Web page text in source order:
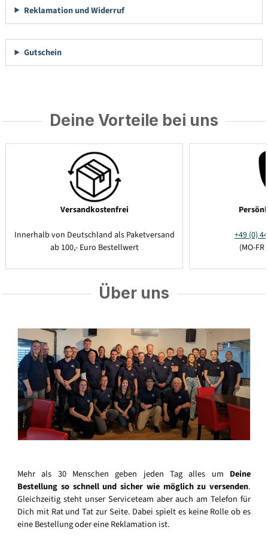
Reklamation und Widerruf
Gutschein
Deine Vorteile bei uns
Versandkostenfrei
Innerhalb von Deutschland als Paketversand
ab 100,- Euro Bestellwert
+49 (0)
(MO-
Über uns
Mehr als 30 Menschen geben jeden Tag alles um Deine
Bestellung so schnell und sicher wie möglich zu versenden.
Gleichzeitig steht unser Serviceteam aber auch am Telefon für
Dich mit Rat und Tat zur Seite. Dabei spielt es keine Rolle ob es
eine Bestellung oder eine Reklamation ist.